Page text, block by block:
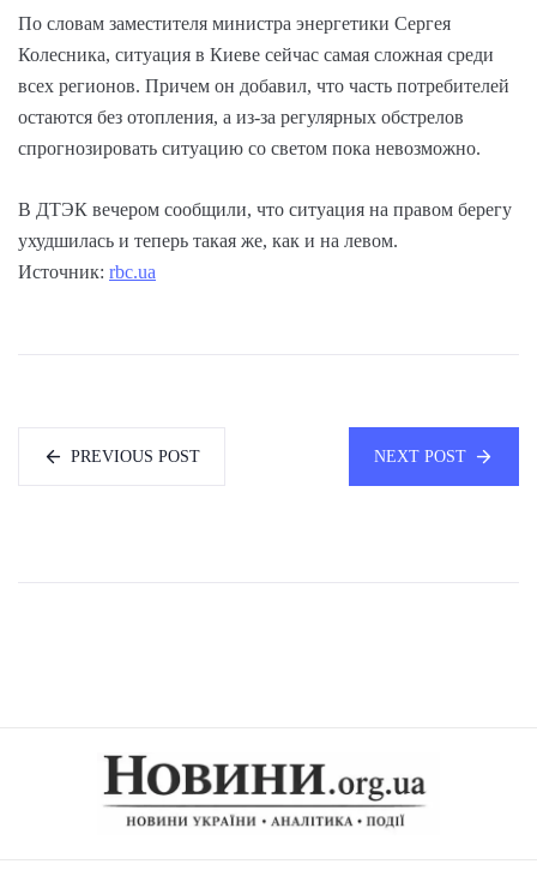
По словам заместителя министра энергетики Сергея
Колесника, ситуация в Киеве сейчас самая сложная среди
всех регионов. Причем он добавил, что часть потребителей
остаются без отопления, а из-за регулярных обстрелов
спрогнозировать ситуацию со светом пока невозможно.
В ДТЭК вечером сообщили, что ситуация на правом берегу
ухудшилась и теперь такая же, как и на левом.
Источник: rbc.ua
PREVIOUS POST NEXT POST